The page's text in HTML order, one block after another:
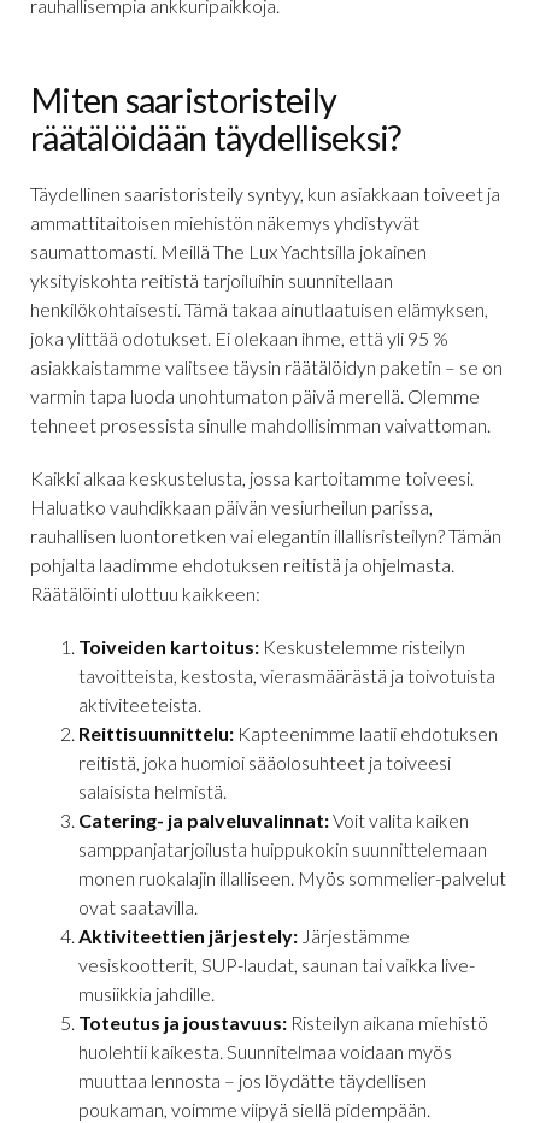
rauhallisempia ankkuripaikkoja.
Miten saaristoristeily
räätälöidään täydelliseksi?
Täydellinen saaristoristeily syntyy, kun asiakkaan toiveet ja
ammattitaitoisen miehistön näkemys yhdistyvät
saumattomasti. Meillä The Lux Yachtsilla jokainen
yksityiskohta reitistä tarjoiluihin suunnitellaan
henkilökohtaisesti. Tämä takaa ainutlaatuisen elämyksen,
joka ylittää odotukset. Ei olekaan ihme, että yli 95 %
asiakkaistamme valitsee täysin räätälöidyn paketin – se on
varmin tapa luoda unohtumaton päivä merellä. Olemme
tehneet prosessista sinulle mahdollisimman vaivattoman.
Kaikki alkaa keskustelusta, jossa kartoitamme toiveesi.
Haluatko vauhdikkaan päivän vesiurheilun parissa,
rauhallisen luontoretken vai elegantin illallisristeilyn? Tämän
pohjalta laadimme ehdotuksen reitistä ja ohjelmasta.
Räätälöinti ulottuu kaikkeen:
Toiveiden kartoitus: Keskustelemme risteilyn
tavoitteista, kestosta, vierasmäärästä ja toivotuista
aktiviteeteista.
Reittisuunnittelu: Kapteenimme laatii ehdotuksen
reitistä, joka huomioi sääolosuhteet ja toiveesi
salaisista helmistä.
Catering- ja palveluvalinnat:Voit valita kaiken
samppanjatarjoilusta huippukokin suunnittelemaan
monen ruokalajin illalliseen. Myös sommelier-palvelut
ovat saatavilla.
Aktiviteettien järjestely: Järjestämme
vesiskootterit, SUP-laudat, saunan tai vaikka live-
musiikkia jahdille.
Toteutus ja joustavuus: Risteilyn aikana miehistö
huolehtii kaikesta. Suunnitelmaa voidaan myös
muuttaa lennosta – jos löydätte täydellisen
poukaman, voimme viipyä siellä pidempään.